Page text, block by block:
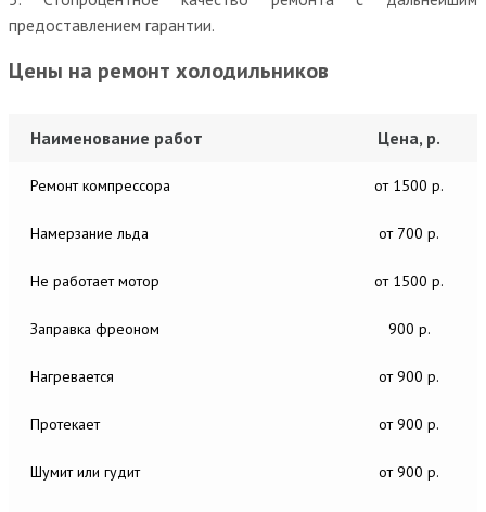
предоставлением гарантии.
Цены на ремонт холодильников
Наименование работ Цена, р.
Ремонт компрессора от 1500 р.
Намерзание льда от 700 р.
Не работает мотор от 1500 р.
Заправка фреоном 900 р.
Нагревается от 900 р.
Протекает от 900 р.
Шумит или гудит от 900 р.